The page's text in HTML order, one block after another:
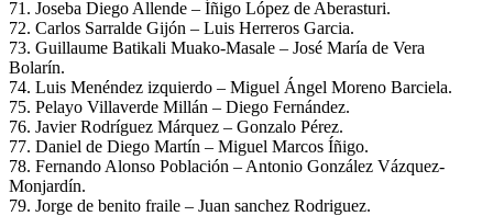
71. Joseba Diego Allende – Íñigo López de Aberasturi.
72. Carlos Sarralde Gijón – Luis Herreros Garcia.
73. Guillaume Batikali Muako-Masale – José María de Vera
Bolarín.
74. Luis Menéndez izquierdo – Miguel Ángel Moreno Barciela.
75. Pelayo Villaverde Millán – Diego Fernández.
76. Javier Rodríguez Márquez – Gonzalo Pérez.
77. Daniel de Diego Martín – Miguel Marcos Íñigo.
78. Fernando Alonso Población – Antonio González Vázquez-
Monjardín.
79. Jorge de benito fraile – Juan sanchez Rodriguez.